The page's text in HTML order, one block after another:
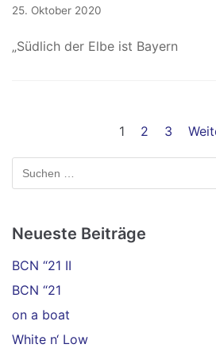
25. Oktober 2020
„Südlich der Elbe ist Bayern
1 2 3
Neueste Beiträge
BCN “21 II
BCN “21
on a boat
White n‘ Low